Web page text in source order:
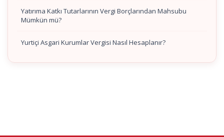
Yatırıma Katkı Tutarlarının Vergi Borçlarından Mahsubu
Mümkün mü?
Yurtiçi Asgari Kurumlar Vergisi Nasıl Hesaplanır?